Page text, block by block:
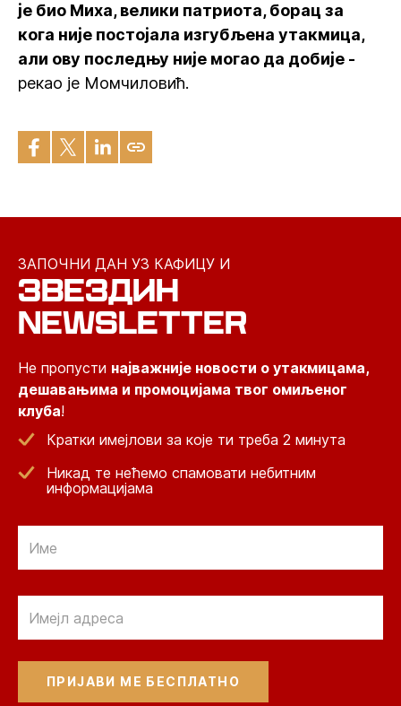
је био Миха, велики патриота, борац за
кога није постојала изгубљена утакмица,
али ову последњу није могао да добије -
рекао је Момчиловић.
ЗАПОЧНИ ДАН УЗ КАФИЦУ И
ЗВЕЗДИН
NEWSLETTER
Не пропусти најважније новости о утакмицама,
дешавањима и промоцијама твог омиљеног
клуба!
Кратки имејлови за које ти треба 2 минута
Никад те нећемо спамовати небитним
информацијама